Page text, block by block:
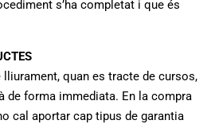
s’ha completat i que és
quan es tracte de cursos,
de forma immediata. En la compra
cal aportar cap tipus de garantia